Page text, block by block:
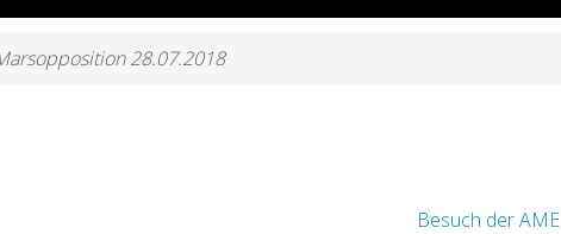
28.07.2018
Besuch der AME